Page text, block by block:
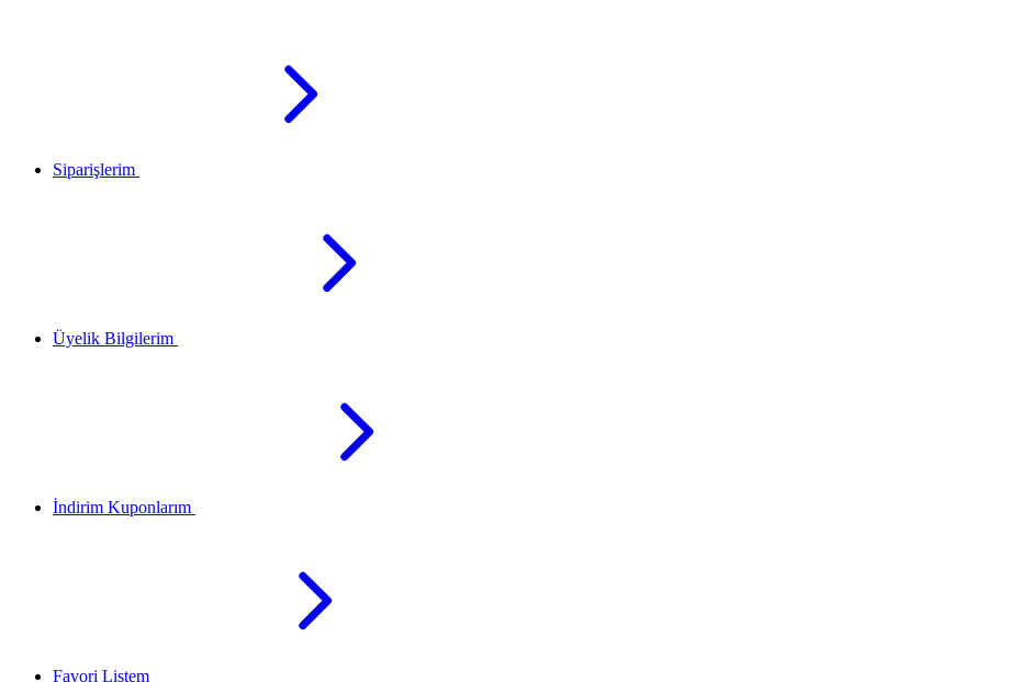
Siparişlerim
Üyelik Bilgilerim
İndirim Kuponlarım
Favori Listem